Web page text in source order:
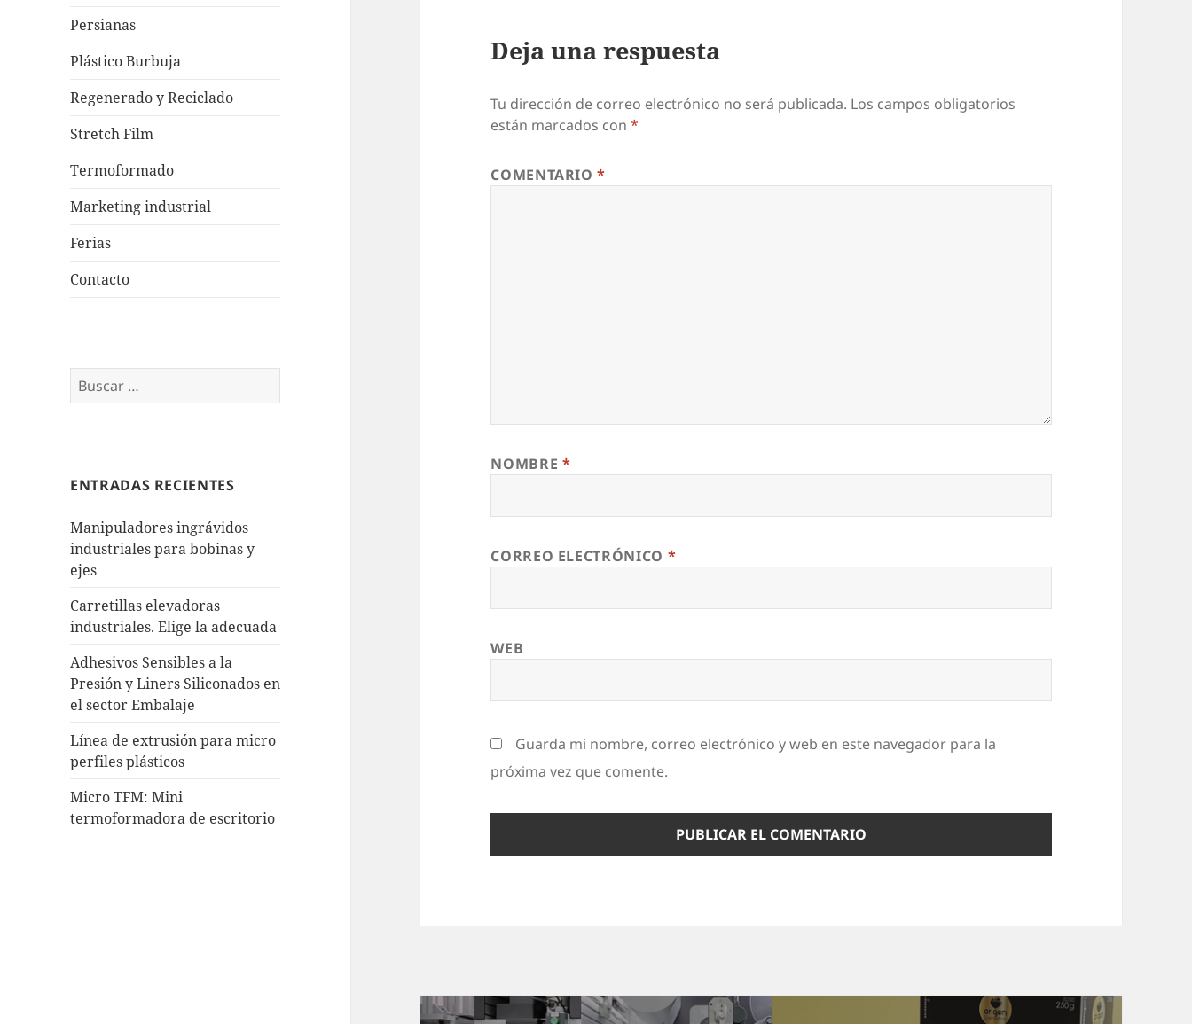
Persianas
Plástico Burbuja
Regenerado y Reciclado
Stretch Film
Termoformado
Marketing industrial
Ferias
Contacto
Buscar:
ENTRADAS RECIENTES
Manipuladores ingrávidos
industriales para bobinas y
ejes
Carretillas elevadoras
industriales. Elige la adecuada
Adhesivos Sensibles a la
Presión y Liners Siliconados en
el sector Embalaje
Línea de extrusión para micro
perfiles plásticos
Micro TFM: Mini
termoformadora de escritorio
Deja una respuesta
Tu dirección de correo electrónico no será publicada. Los campos obligatorios
están marcados con*
COMENTARIO*
NOMBRE *
CORREO ELECTRÓNICO *
WEB
Guarda mi nombre, correo electrónico y web en este navegador para la
próxima vez que comente.
Navegación